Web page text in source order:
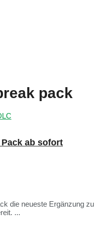
pack
ab sofort
die neueste Ergänzung zu
...